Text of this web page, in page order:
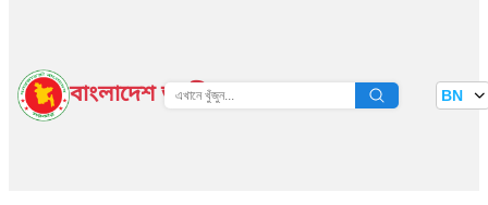
বাংলাদেশ জাতীয় তথ্য বাতায়ন BN